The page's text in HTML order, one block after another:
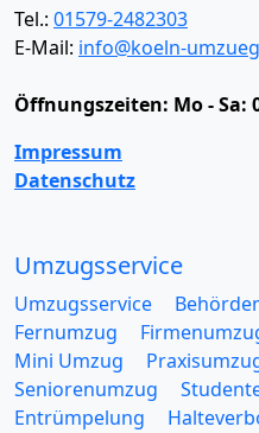
Tel.: 01579-2482303
E-Mail: info@koeln-
Öffnungszeiten: Mo - Sa:
Impressum
Datenschutz
Umzugsservice
Umzugsservice
Fernumzug
Mini Umzug
Seniorenumzug
Entrümpelung